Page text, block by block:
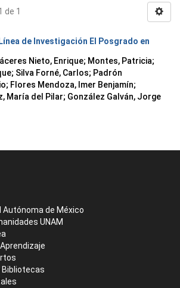
de 1
de Investigación El Posgrado en
Nieto, Enrique; Montes, Patricia;
; Silva Forné, Carlos; Padrón
; Flores Mendoza, Imer Benjamín;
María del Pilar; González Galván, Jorge
Autónoma de México
UNAM
Bibliotecas